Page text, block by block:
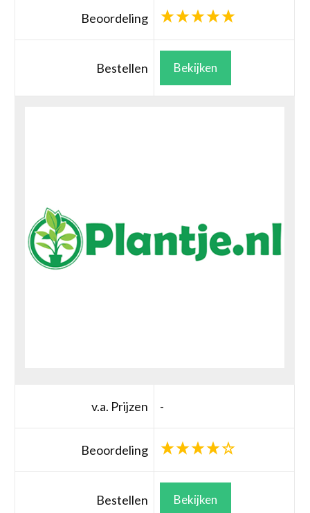
Beoordeling
Bestellen Bekijken
v.a. Prijzen -
Beoordeling
Bestellen Bekijken